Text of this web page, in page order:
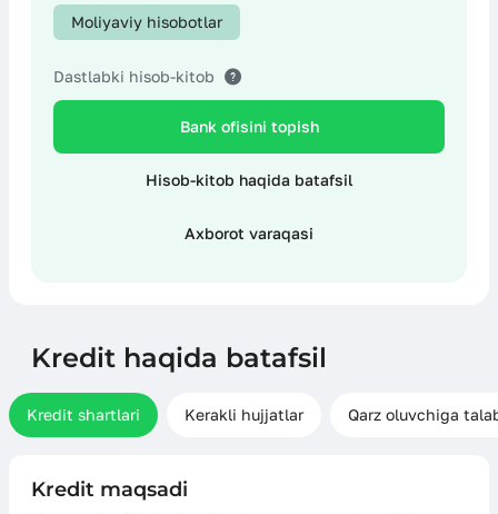
Moliyaviy hisobotlar
Dastlabki hisob-kitob
Bank ofisini topish
Hisob-kitob haqida batafsil
Axborot varaqasi
Kredit haqida batafsil
Kredit shartlari Kerakli hujjatlar Qarz oluvchiga
Kredit maqsadi